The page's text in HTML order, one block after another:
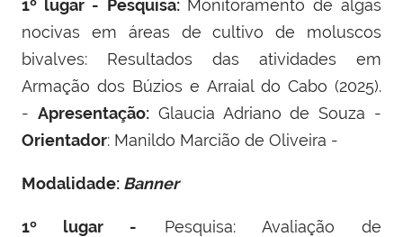
1º lugar - Pesquisa:Monitoramento de algas
nocivas em áreas de cultivo de moluscos
bivalves: Resultados das atividades em
Armação dos Búzios e Arraial do Cabo (2025).
- Apresentação:Glaucia Adriano de Souza -
Orientador: Manildo Marcião de Oliveira -
Modalidade: Banner
1º lugar - Pesquisa: Avaliação de